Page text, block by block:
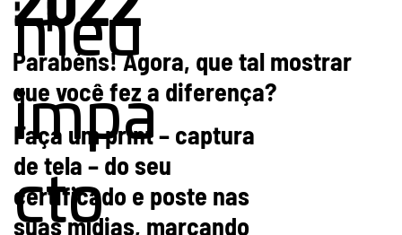
meu
impa
cto
Parabéns! Agora, que tal mostrar
que você fez a diferença?
Faça um print – captura
de tela – do seu
certificado e poste nas
suas mídias, marcando